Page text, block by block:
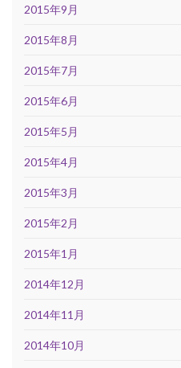
2015年9月
2015年8月
2015年7月
2015年6月
2015年5月
2015年4月
2015年3月
2015年2月
2015年1月
2014年12月
2014年11月
2014年10月